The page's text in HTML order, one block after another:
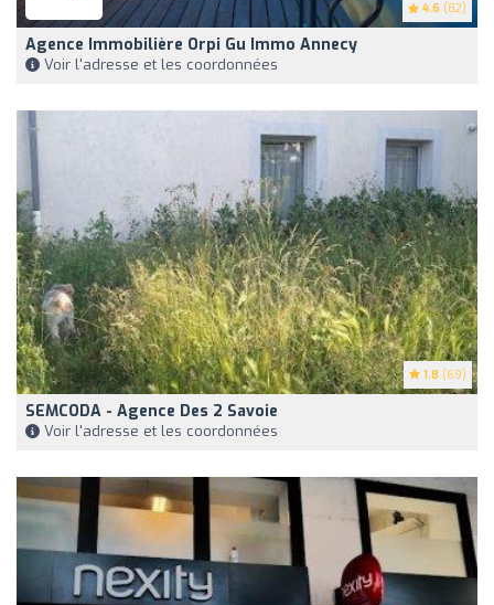
4.6 (82)
Agence Immobilière Orpi Gu Immo Annecy
Voir l'adresse et les coordonnées
1.8 (69)
SEMCODA - Agence Des 2 Savoie
Voir l'adresse et les coordonnées